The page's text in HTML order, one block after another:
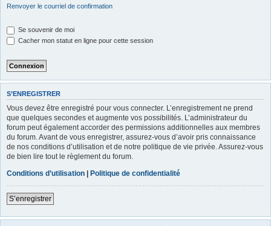
Renvoyer le courriel de confirmation
Se souvenir de moi
Cacher mon statut en ligne pour cette session
S’ENREGISTRER
Vous devez être enregistré pour vous connecter. L’enregistrement ne prend
que quelques secondes et augmente vos possibilités. L’administrateur du
forum peut également accorder des permissions additionnelles aux membres
du forum. Avant de vous enregistrer, assurez-vous d’avoir pris connaissance
de nos conditions d’utilisation et de notre politique de vie privée. Assurez-vous
de bien lire tout le règlement du forum.
Conditions d’utilisation | Politique de confidentialité
S’enregistrer